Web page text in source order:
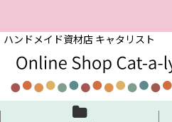
ハンドメイド資材店 キャタリスト